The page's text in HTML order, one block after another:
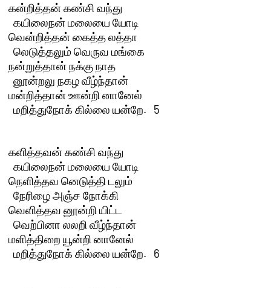
கன்றித்தன் கண்சி வந்து
  கயிலைநன் மலையை யோடி
வென்றித்தன் கைத்த லத்தா
  லெடுத்தலும் வெருவ மங்கை
நன்றுத்தான் நக்கு நாத
  னூன்றலு நகழ வீழ்ந்தான்
மன்றித்தான் ஊன்றி னானேல்
  மறித்துநோக் கில்லை யன்றே.   5
களித்தவன் கண்சி வந்து
  கயிலைநன் மலையை யோடி
நெளித்தவ னெடுத்தி டலும்
  நேரிழை அஞ்ச நோக்கி
வெளித்தவ னூன்றி யிட்ட
  வெற்பினா லலறி வீழ்ந்தான்
மளித்திறை யூன்றி னானேல்
  மறித்துநோக் கில்லை யன்றே.   6